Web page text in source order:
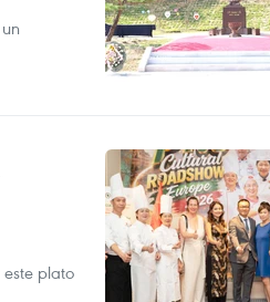
plato